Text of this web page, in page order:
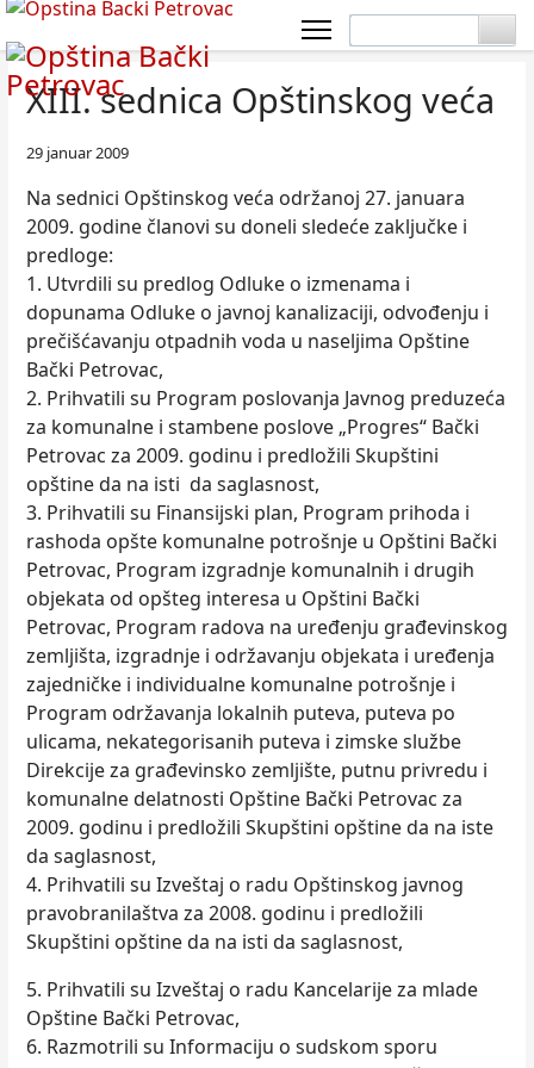
XIII. sednica Opštinskog veća
29 januar 2009
Na sednici Opštinskog veća održanoj 27. januara
2009. godine članovi su doneli sledeće zaključke i
predloge:
1. Utvrdili su predlog Odluke o izmenama i
dopunama Odluke o javnoj kanalizaciji, odvođenju i
prečišćavanju otpadnih voda u naseljima Opštine
Bački Petrovac,
2. Prihvatili su Program poslovanja Javnog preduzeća
za komunalne i stambene poslove „Progres“ Bački
Petrovac za 2009. godinu i predložili Skupštini
opštine da na isti da saglasnost,
3. Prihvatili su Finansijski plan, Program prihoda i
rashoda opšte komunalne potrošnje u Opštini Bački
Petrovac, Program izgradnje komunalnih i drugih
objekata od opšteg interesa u Opštini Bački
Petrovac, Program radova na uređenju građevinskog
zemljišta, izgradnje i održavanju objekata i uređenja
zajedničke i individualne komunalne potrošnje i
Program održavanja lokalnih puteva, puteva po
ulicama, nekategorisanih puteva i zimske službe
Direkcije za građevinsko zemljište, putnu privredu i
komunalne delatnosti Opštine Bački Petrovac za
2009. godinu i predložili Skupštini opštine da na iste
da saglasnost,
4. Prihvatili su Izveštaj o radu Opštinskog javnog
pravobranilaštva za 2008. godinu i predložili
Skupštini opštine da na isti da saglasnost,
5. Prihvatili su Izveštaj o radu Kancelarije za mlade
Opštine Bački Petrovac,
6. Razmotrili su Informaciju o sudskom sporu